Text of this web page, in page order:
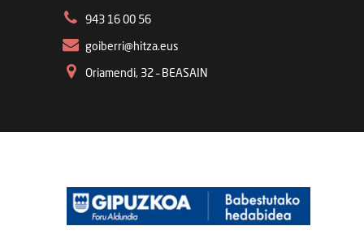
943 16 00 56
goiberri@hitza.eus
Oriamendi, 32 – BEASAIN